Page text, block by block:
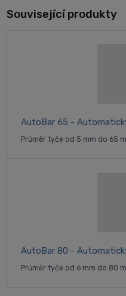
Související produkty
AutoBar 65 -
Průměr tyče od 5 mm do 65
AutoBar 80 -
Průměr tyče od 6 mm do 80